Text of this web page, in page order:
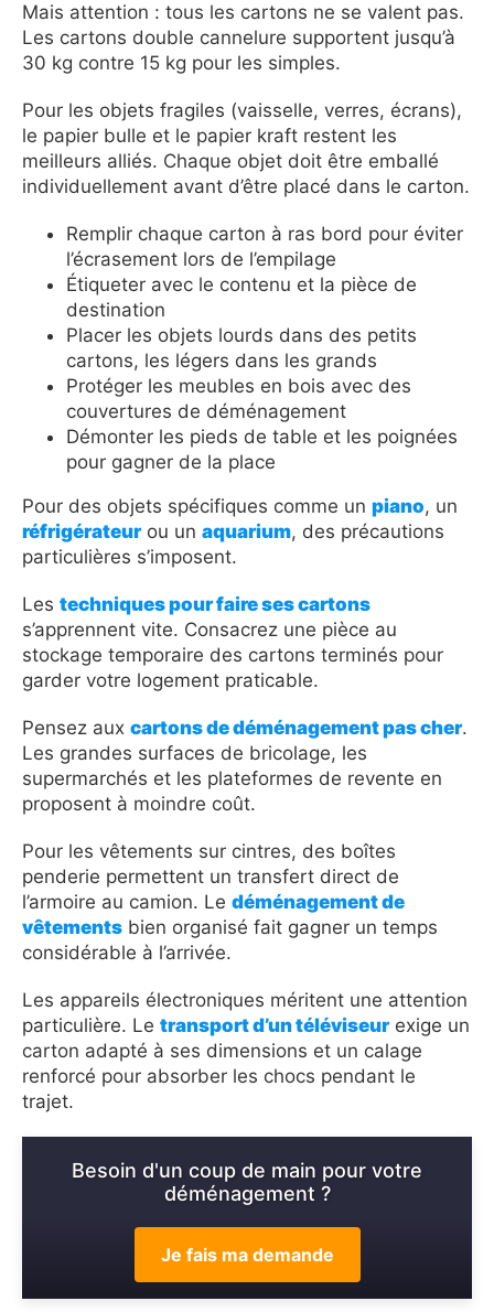
Mais attention : tous les cartons ne se valent pas.
Les cartons double cannelure supportent jusqu’à
30 kg contre 15 kg pour les simples.
Pour les objets fragiles (vaisselle, verres, écrans),
le papier bulle et le papier kraft restent les
meilleurs alliés. Chaque objet doit être emballé
individuellement avant d’être placé dans le carton.
Remplir chaque carton à ras bord pour éviter
l’écrasement lors de l’empilage
Étiqueter avec le contenu et la pièce de
destination
Placer les objets lourds dans des petits
cartons, les légers dans les grands
Protéger les meubles en bois avec des
couvertures de déménagement
Démonter les pieds de table et les poignées
pour gagner de la place
Pour des objets spécifiques comme un piano, un
réfrigérateurou un aquarium, des précautions
particulières s’imposent.
Les techniques pour faire ses cartons
s’apprennent vite. Consacrez une pièce au
stockage temporaire des cartons terminés pour
garder votre logement praticable.
Pensez aux cartons de déménagement pas cher.
Les grandes surfaces de bricolage, les
supermarchés et les plateformes de revente en
proposent à moindre coût.
Pour les vêtements sur cintres, des boîtes
penderie permettent un transfert direct de
l’armoire au camion. Le déménagement de
vêtements bien organisé fait gagner un temps
considérable à l’arrivée.
Les appareils électroniques méritent une attention
particulière. Le transport d’un téléviseurexige un
carton adapté à ses dimensions et un calage
renforcé pour absorber les chocs pendant le
trajet.
Besoin d'un coup de main pour votre
déménagement ?
Je fais ma demande